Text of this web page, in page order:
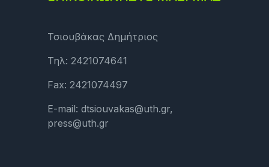
Τσιουβάκας Δημήτριος
Τηλ: 2421074641
Fax: 2421074497
E-mail: dtsiouvakas@uth.gr,
press@uth.gr